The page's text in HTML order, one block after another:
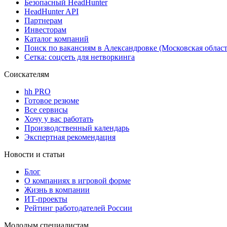
Безопасный HeadHunter
HeadHunter API
Партнерам
Инвесторам
Каталог компаний
Поиск по вакансиям в Александровке (Московская
Сетка: соцсеть для нетворкинга
Соискателям
hh PRO
Готовое резюме
Все сервисы
Хочу у вас работать
Производственный календарь
Экспертная рекомендация
Новости и статьи
Блог
О компаниях в игровой форме
Жизнь в компании
ИТ-проекты
Рейтинг работодателей России
Молодым специалистам